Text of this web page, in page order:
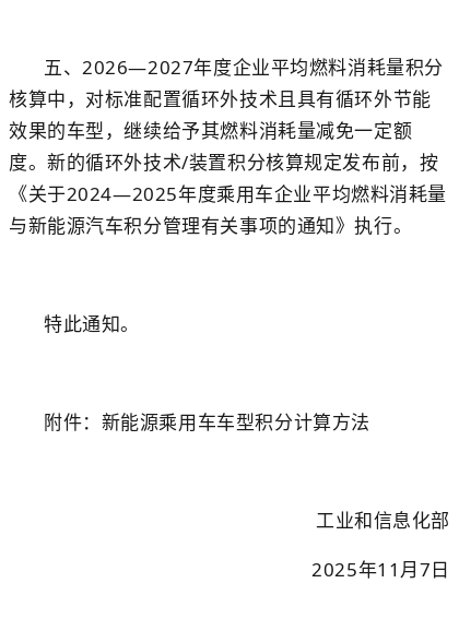
五、2026—2027年度企业平均燃料消耗量积分
核算中，对标准配置循环外技术且具有循环外节能
效果的车型，继续给予其燃料消耗量减免一定额
度。新的循环外技术/装置积分核算规定发布前，按
《关于2024—2025年度乘用车企业平均燃料消耗量
与新能源汽车积分管理有关事项的通知》执行。
特此通知。
附件：新能源乘用车车型积分计算方法
工业和信息化部
2025年11月7日